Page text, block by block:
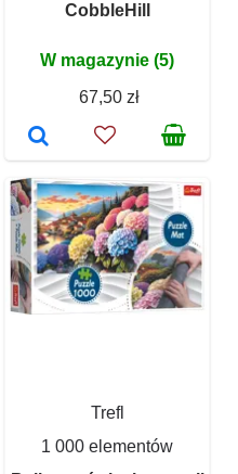
CobbleHill
W magazynie (5)
67,50 zł
Trefl
1 000 elementów